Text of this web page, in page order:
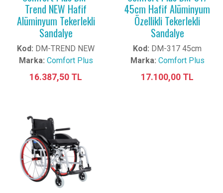
Trend NEW Hafif
Alüminyum Tekerlekli
Sandalye
Kod: DM-TREND NEW
Marka: Comfort Plus
16.387,50 TL
45cm Hafif Alüminyum
Özellikli Tekerlekli
Sandalye
Kod: DM-317 45cm
Marka: Comfort Plus
17.100,00 TL